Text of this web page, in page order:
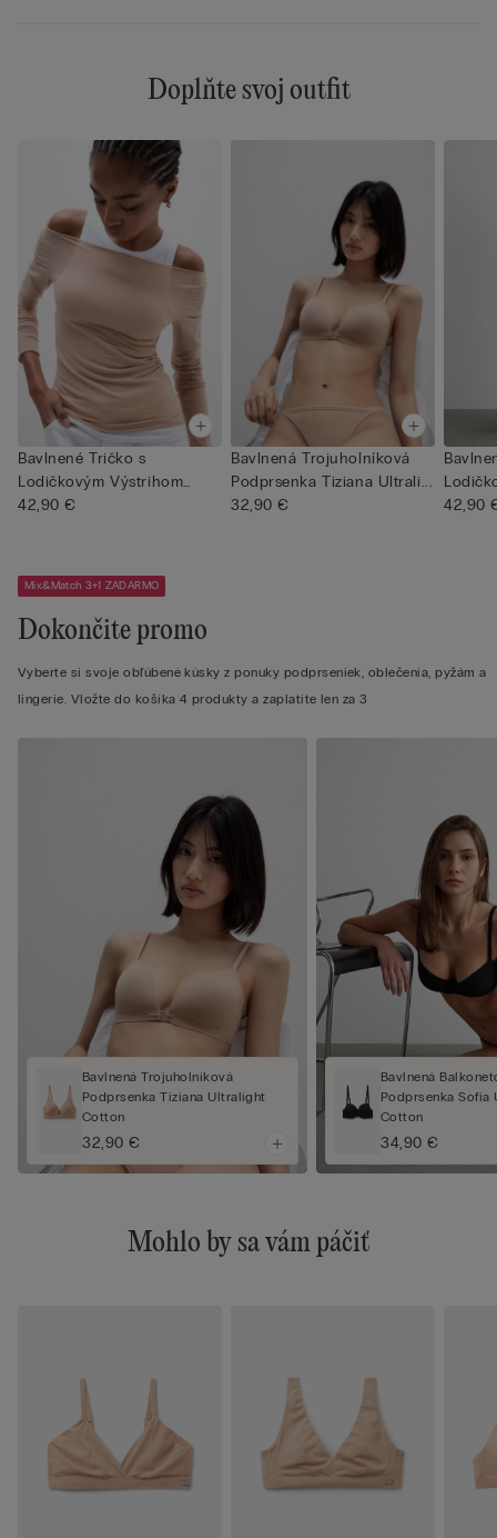
Doplňte svoj outfit
Bavlnené Tričko s
Lodičkovým Výstrihom
Ultralight ...
42,90 €
Bavlnená Trojuholníková
Podprsenka Tiziana Ultrali...
32,90 €
42,90
Mix&Match 3+1 ZADARMO
Dokončite promo
Vyberte si svoje obľúbené kúsky z ponuky podprseniek, oblečenia, pyžám a
lingerie. Vložte do košíka 4 produkty a zaplatíte len za 3
Bavlnená Trojuholníková
Podprsenka Tiziana Ultralight
Cotton
32,90 €
Bavlnená
Podprsenka Sofia
Cotton
34,90 €
Mohlo by sa vám páčiť